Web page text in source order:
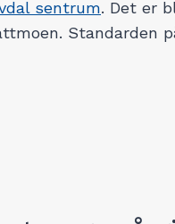
sentrum. Det er
Standarden